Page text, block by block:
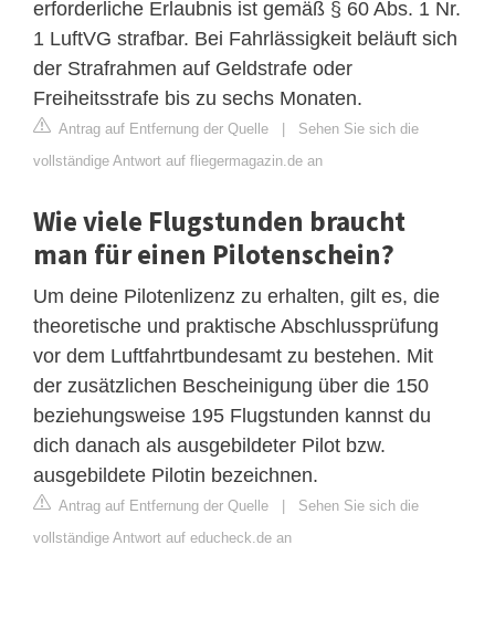
erforderliche Erlaubnis ist gemäß § 60 Abs. 1 Nr.
1 LuftVG strafbar. Bei Fahrlässigkeit beläuft sich
der Strafrahmen auf Geldstrafe oder
Freiheitsstrafe bis zu sechs Monaten.
Antrag auf Entfernung der Quelle | Sehen Sie sich die
vollständige Antwort auf fliegermagazin.de an
Wie viele Flugstunden braucht
man für einen Pilotenschein?
Um deine Pilotenlizenz zu erhalten, gilt es, die
theoretische und praktische Abschlussprüfung
vor dem Luftfahrtbundesamt zu bestehen. Mit
der zusätzlichen Bescheinigung über die 150
beziehungsweise 195 Flugstunden kannst du
dich danach als ausgebildeter Pilot bzw.
ausgebildete Pilotin bezeichnen.
Antrag auf Entfernung der Quelle | Sehen Sie sich die
vollständige Antwort auf educheck.de an